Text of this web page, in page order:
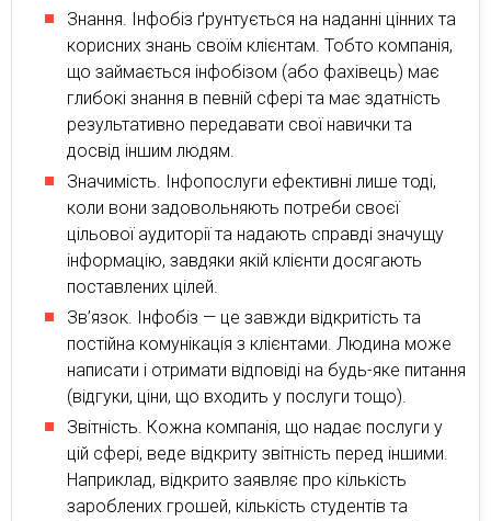
Знання. Інфобіз ґрунтується на наданні цінних та
корисних знань своїм клієнтам. Тобто компанія,
що займається інфобізом (або фахівець) має
глибокі знання в певній сфері та має здатність
результативно передавати свої навички та
досвід іншим людям.
Значимість. Інфопослуги ефективні лише тоді,
коли вони задовольняють потреби своєї
цільової аудиторії та надають справді значущу
інформацію, завдяки якій клієнти досягають
поставлених цілей.
Зв’язок. Інфобіз — це завжди відкритість та
постійна комунікація з клієнтами. Людина може
написати і отримати відповіді на будь-яке питання
(відгуки, ціни, що входить у послуги тощо).
Звітність. Кожна компанія, що надає послуги у
цій сфері, веде відкриту звітність перед іншими.
Наприклад, відкрито заявляє про кількість
зароблених грошей, кількість студентів та